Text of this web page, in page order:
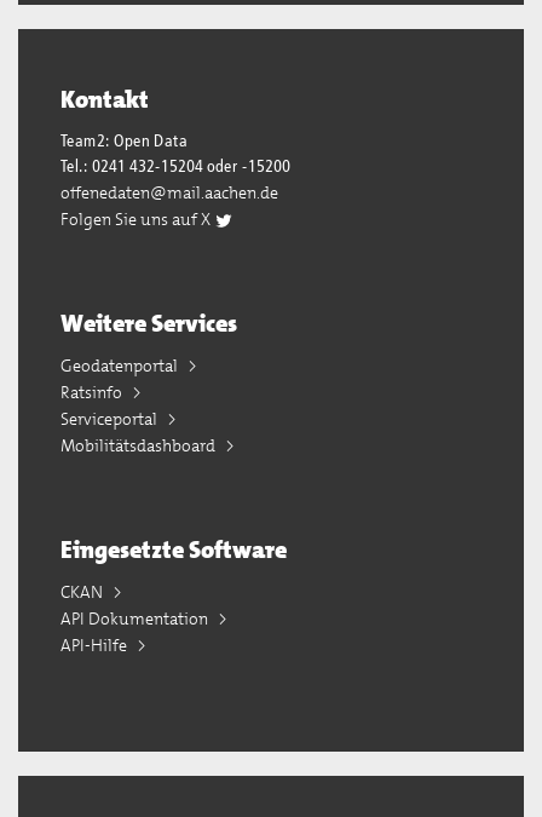
Kontakt
Team2: Open Data
Tel.: 0241 432-15204 oder -15200
offenedaten@mail.aachen.de
Folgen Sie uns auf X
Weitere Services
Geodatenportal
Ratsinfo
Serviceportal
Mobilitätsdashboard
Eingesetzte Software
CKAN
API Dokumentation
API-Hilfe